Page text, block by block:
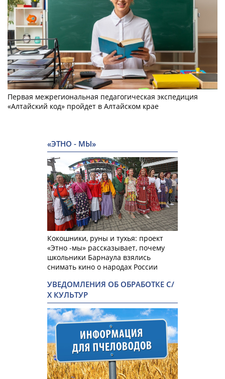
Первая межрегиональная педагогическая экспедиция
«Алтайский код» пройдет в Алтайском крае
«ЭТНО - МЫ»
Кокошники, руны и тухья: проект
«Этно -мы» рассказывает, почему
школьники Барнаула взялись
снимать кино о народах России
УВЕДОМЛЕНИЯ ОБ ОБРАБОТКЕ С/
Х КУЛЬТУР